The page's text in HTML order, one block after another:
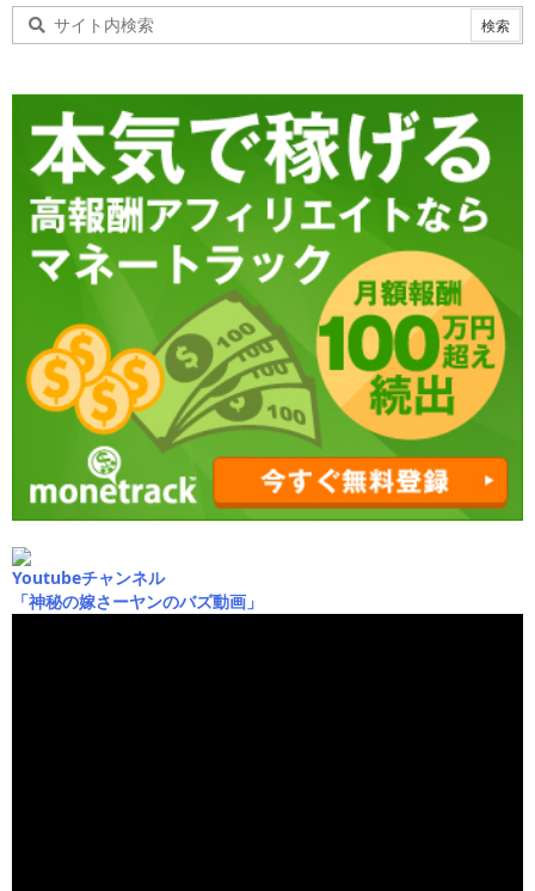
Youtubeチャンネル
「神秘の嫁さーヤンのバズ動画」